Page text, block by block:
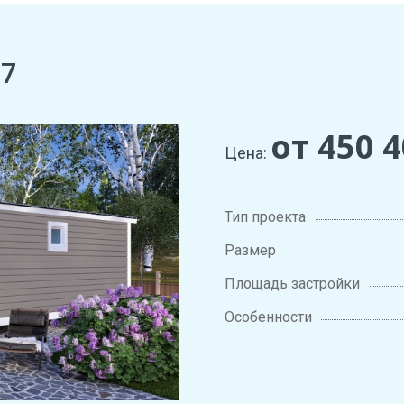
Цена: от 450
Тип проекта
Размер
Площадь застройки
Особенности